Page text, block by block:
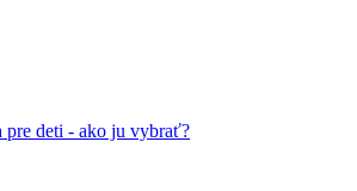
pre deti - ako ju vybrať?